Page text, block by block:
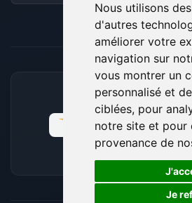
Nous utilisons
d'autres
améliorer votre
navigation sur
vous montrer un
personnalisé et
ciblées, pour
notre site et pour
provenance de
Je
MOYENS DE